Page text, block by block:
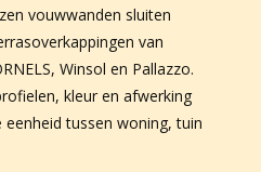
vouwwanden sluiten
van
Winsol en Pallazzo.
kleur en afwerking
tussen woning, tuin